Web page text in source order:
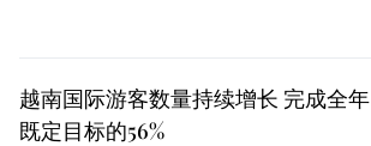
越南国际游客数量持续增长 完成全年
既定目标的56%